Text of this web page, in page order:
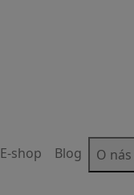
E-shop Blog
O nás